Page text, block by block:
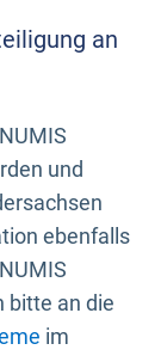
an
und
ebenfalls
bitte an die
im